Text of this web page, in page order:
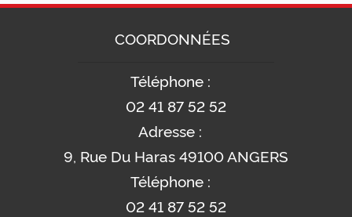
COORDONNÉES
Téléphone :
02 41 87 52 52
Adresse :
9, Rue Du Haras 49100 ANGERS
Téléphone :
02 41 87 52 52